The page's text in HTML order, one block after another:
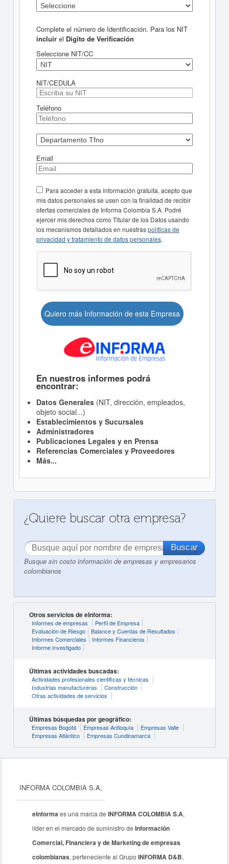
Complete el número de Identificación. Para los NIT
incluirel Dígito de Verificación
Seleccione NIT/CC
NIT/CEDULA
Teléfono
Email
Para acceder a esta información gratuita, acepto que
mis datos personales se usen con la finalidad de recibir
ofertas comerciales de Informa Colombia S.A. Podré
ejercer mis derechos como Titular de los Datos usando
los mecanismos detallados en nuestraspolíticas de
privacidad y tratamiento de datos personales.
Quiero más Información de esta Empresa
En nuestros informes podrá
encontrar:
Datos Generales(NIT, dirección, empleados,
objeto social...)
Establecimientos y Sucursales
Administradores
Publicaciones Legales y en Prensa
Referencias Comerciales y Proveedores
Más...
¿Quiere buscar otra empresa?
Busque sin costo información de empresas y empresarios
colombianos
Otros servicios de eInforma:
Informes de empresas
Perfil de Empresa
Evaluación de Riesgo
Balance y Cuentas de Resultados
Informes Comerciales
Informes Financieros
Informe Investigado
Últimas actividades buscadas:
Actividades profesionales cientificas y técnicas
Industrias manufactureras
Construcción
Otras actividades de servicios
Últimas búsquedas por geográfico:
Empresas Bogotá Empresas Antioquía
Empresas Valle
Empresas Atlántico
Empresas Cundinamarca
INFORMA COLOMBIA S.A,
eInformaes una marca deINFORMA COLOMBIA S.A,
líder en el mercado de suministro deInformación
Comercial, Financiera y de Marketing de empresas
colombianas, perteneciente al GrupoINFORMA D&B,